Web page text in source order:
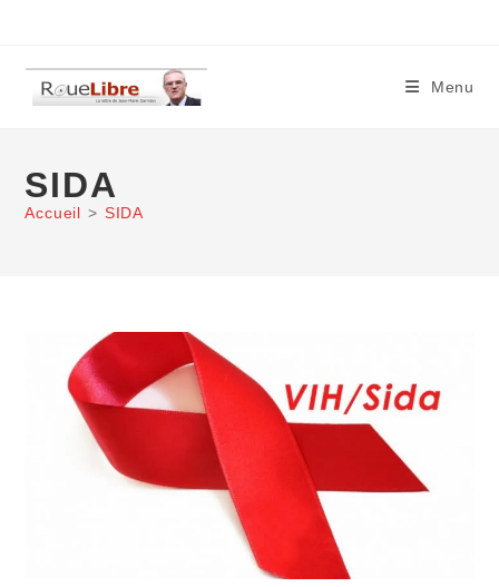
content
Menu
SIDA
Accueil > SIDA